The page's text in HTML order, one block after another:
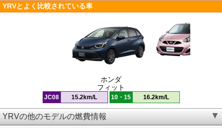
YRVとよく比較されている車
ホンダ
フィット
JC08 15.2km/L 10・15 16.2km/L
YRVの他のモデルの燃費情報